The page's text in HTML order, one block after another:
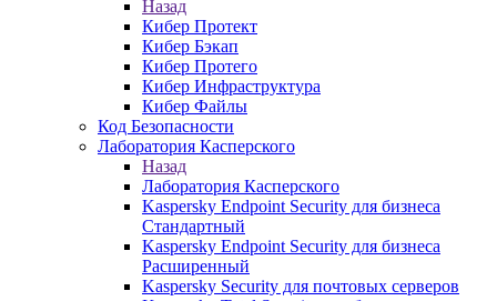
Назад
Кибер Протект
Кибер Бэкап
Кибер Протего
Кибер Инфраструктура
Кибер Файлы
Код Безопасности
Лаборатория Касперского
Назад
Лаборатория Касперского
Kaspersky Endpoint Security для бизнеса
Стандартный
Kaspersky Endpoint Security для бизнеса
Расширенный
Kaspersky Security для почтовых серверов